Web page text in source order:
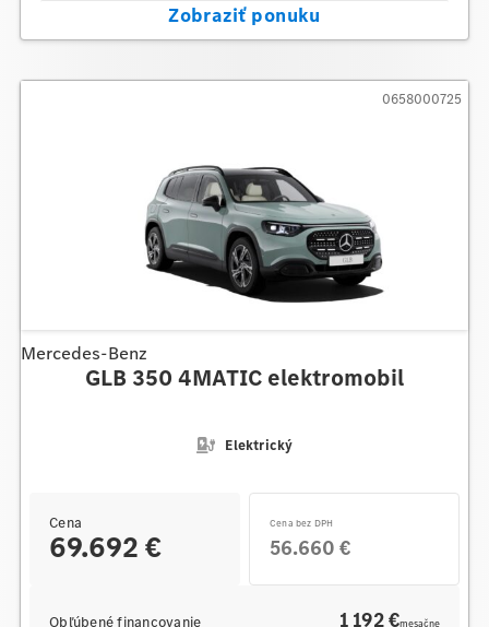
Zobraziť ponuku
Mercedes-Benz
GLB 350 4MATIC elektromobil
Elektrický
0658000725
Cena
69.692 €
Cena bez DPH
56.660 €
Obľúbené financovanie 1 192 €mesačne